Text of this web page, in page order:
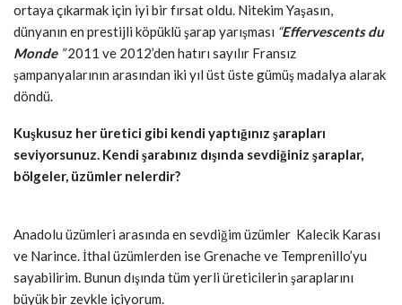
ortaya çıkarmak için iyi bir fırsat oldu. Nitekim Yaşasın,
dünyanın en prestijli köpüklü şarap yarışması “Effervescents du
Monde”2011 ve 2012’den hatırı sayılır Fransız
şampanyalarının arasından iki yıl üst üste gümüş madalya alarak
döndü.
Kuşkusuz her üretici gibi kendi yaptığınız şarapları
seviyorsunuz. Kendi şarabınız dışında sevdiğiniz şaraplar,
bölgeler, üzümler nelerdir?
Anadolu üzümleri arasında en sevdiğim üzümler Kalecik Karası
ve Narince. İthal üzümlerden ise Grenache ve Temprenillo’yu
sayabilirim. Bunun dışında tüm yerli üreticilerin şaraplarını
büyük bir zevkle içiyorum.